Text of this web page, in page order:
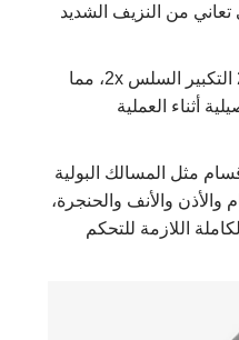
من النزيف الشديد
تتيح وظيفة التكبير البصري 2x التكبير السلس 2x، مما
أثناء العملية
مثل المسالك البولية
والأنف والحنجرة،
اللازمة للتحكم